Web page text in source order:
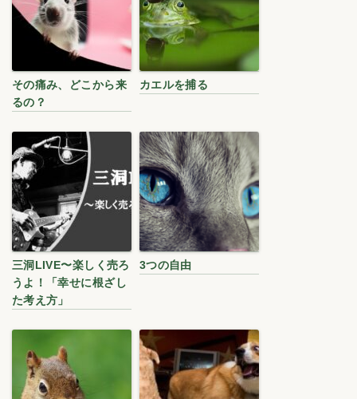
その痛み、どこから来
るの？
カエルを捕る
三洞LIVE〜楽しく売ろ
うよ！「幸せに根ざし
た考え方」
3つの自由